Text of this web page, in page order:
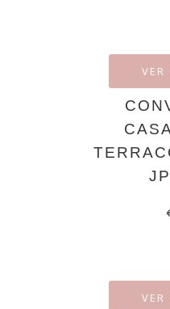
VER
VER